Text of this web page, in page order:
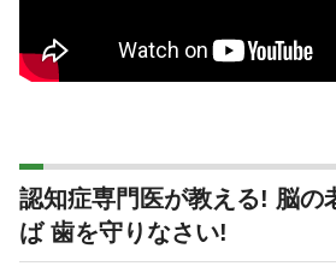
認知症専門医が教える! 脳の
ば 歯を守りなさい!